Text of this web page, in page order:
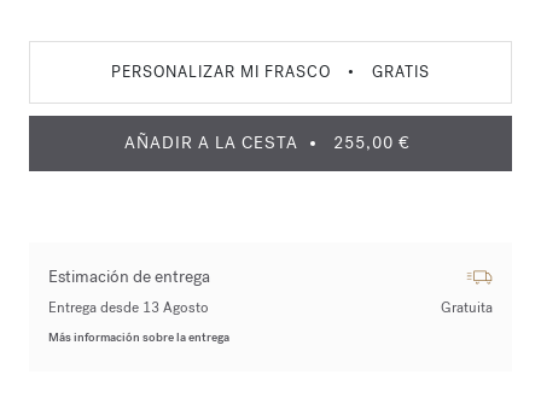
PERSONALIZAR MI FRASCO • GRATIS
AÑADIR A LA CESTA 255,00 €
Estimación de entrega
Entrega desde 13 Agosto Gratuita
Más información sobre la entrega